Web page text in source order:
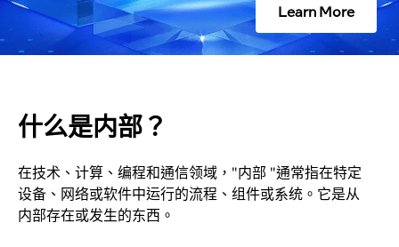
Learn More
什么是内部？
在技术、计算、编程和通信领域，"内部 "通常指在特定
设备、网络或软件中运行的流程、组件或系统。它是从
内部存在或发生的东西。